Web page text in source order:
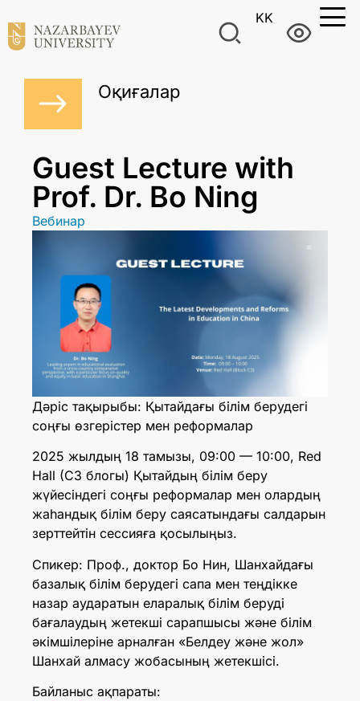
KK
Оқиғалар
Guest Lecture with
Prof. Dr. Bo Ning
Вебинар
Дәріс тақырыбы: Қытайдағы білім берудегі
соңғы өзгерістер мен реформалар
2025 жылдың 18 тамызы, 09:00 — 10:00, Red
Hall (C3 блогы) Қытайдың білім беру
жүйесіндегі соңғы реформалар мен олардың
жаһандық білім беру саясатындағы салдарын
зерттейтін сессияға қосылыңыз.
Спикер: Проф., доктор Бо Нин, Шанхайдағы
базалық білім берудегі сапа мен теңдікке
назар аударатын еларалық білім беруді
бағалаудың жетекші сарапшысы және білім
әкімшілеріне арналған «Белдеу және жол»
Шанхай алмасу жобасының жетекшісі.
Байланыс ақпараты: